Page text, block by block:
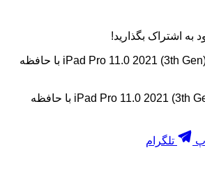
به اشتراک بگذارید!
تبلت اپل مدل iPad Pro 11.0 2021 (3th Gen) WiFi با حافظه
تلگرام